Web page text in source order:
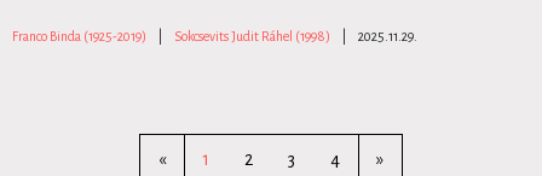
Franco Binda (1925-2019) Sokcsevits Judit Ráhel (1998) 2025.11.29.
« 1 2 3 4 »